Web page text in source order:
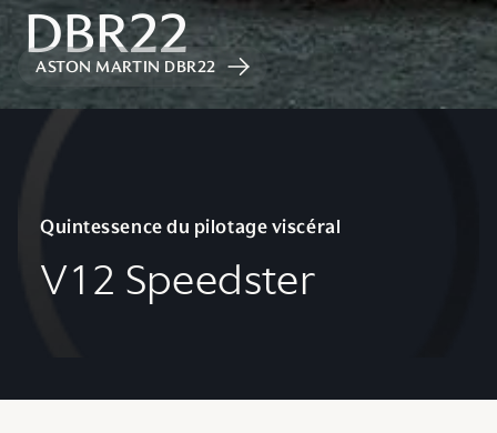
ASTON MARTIN DBR22
Quintessence du pilotage viscéral
V12 Speedster